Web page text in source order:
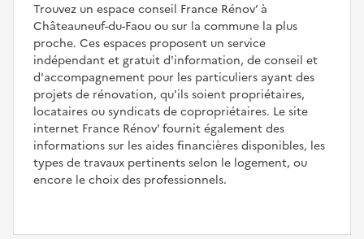
Trouvez un espace conseil France Rénov’ à
Châteauneuf-du-Faou ou sur la commune la plus
proche. Ces espaces proposent un service
indépendant et gratuit d'information, de conseil et
d'accompagnement pour les particuliers ayant des
projets de rénovation, qu'ils soient propriétaires,
locataires ou syndicats de copropriétaires. Le site
internet France Rénov' fournit également des
informations sur les aides financières disponibles, les
types de travaux pertinents selon le logement, ou
encore le choix des professionnels.